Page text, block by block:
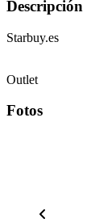
Descripción
Starbuy.es
Outlet
Fotos